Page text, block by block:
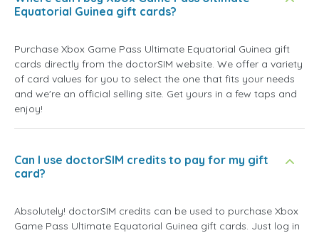
Equatorial Guinea gift cards?
Purchase Xbox Game Pass Ultimate Equatorial Guinea gift
cards directly from the doctorSIM website. We offer a variety
of card values for you to select the one that fits your needs
and we're an official selling site. Get yours in a few taps and
enjoy!
Can I use doctorSIM credits to pay for my gift
card?
Absolutely! doctorSIM credits can be used to purchase Xbox
Game Pass Ultimate Equatorial Guinea gift cards. Just log in